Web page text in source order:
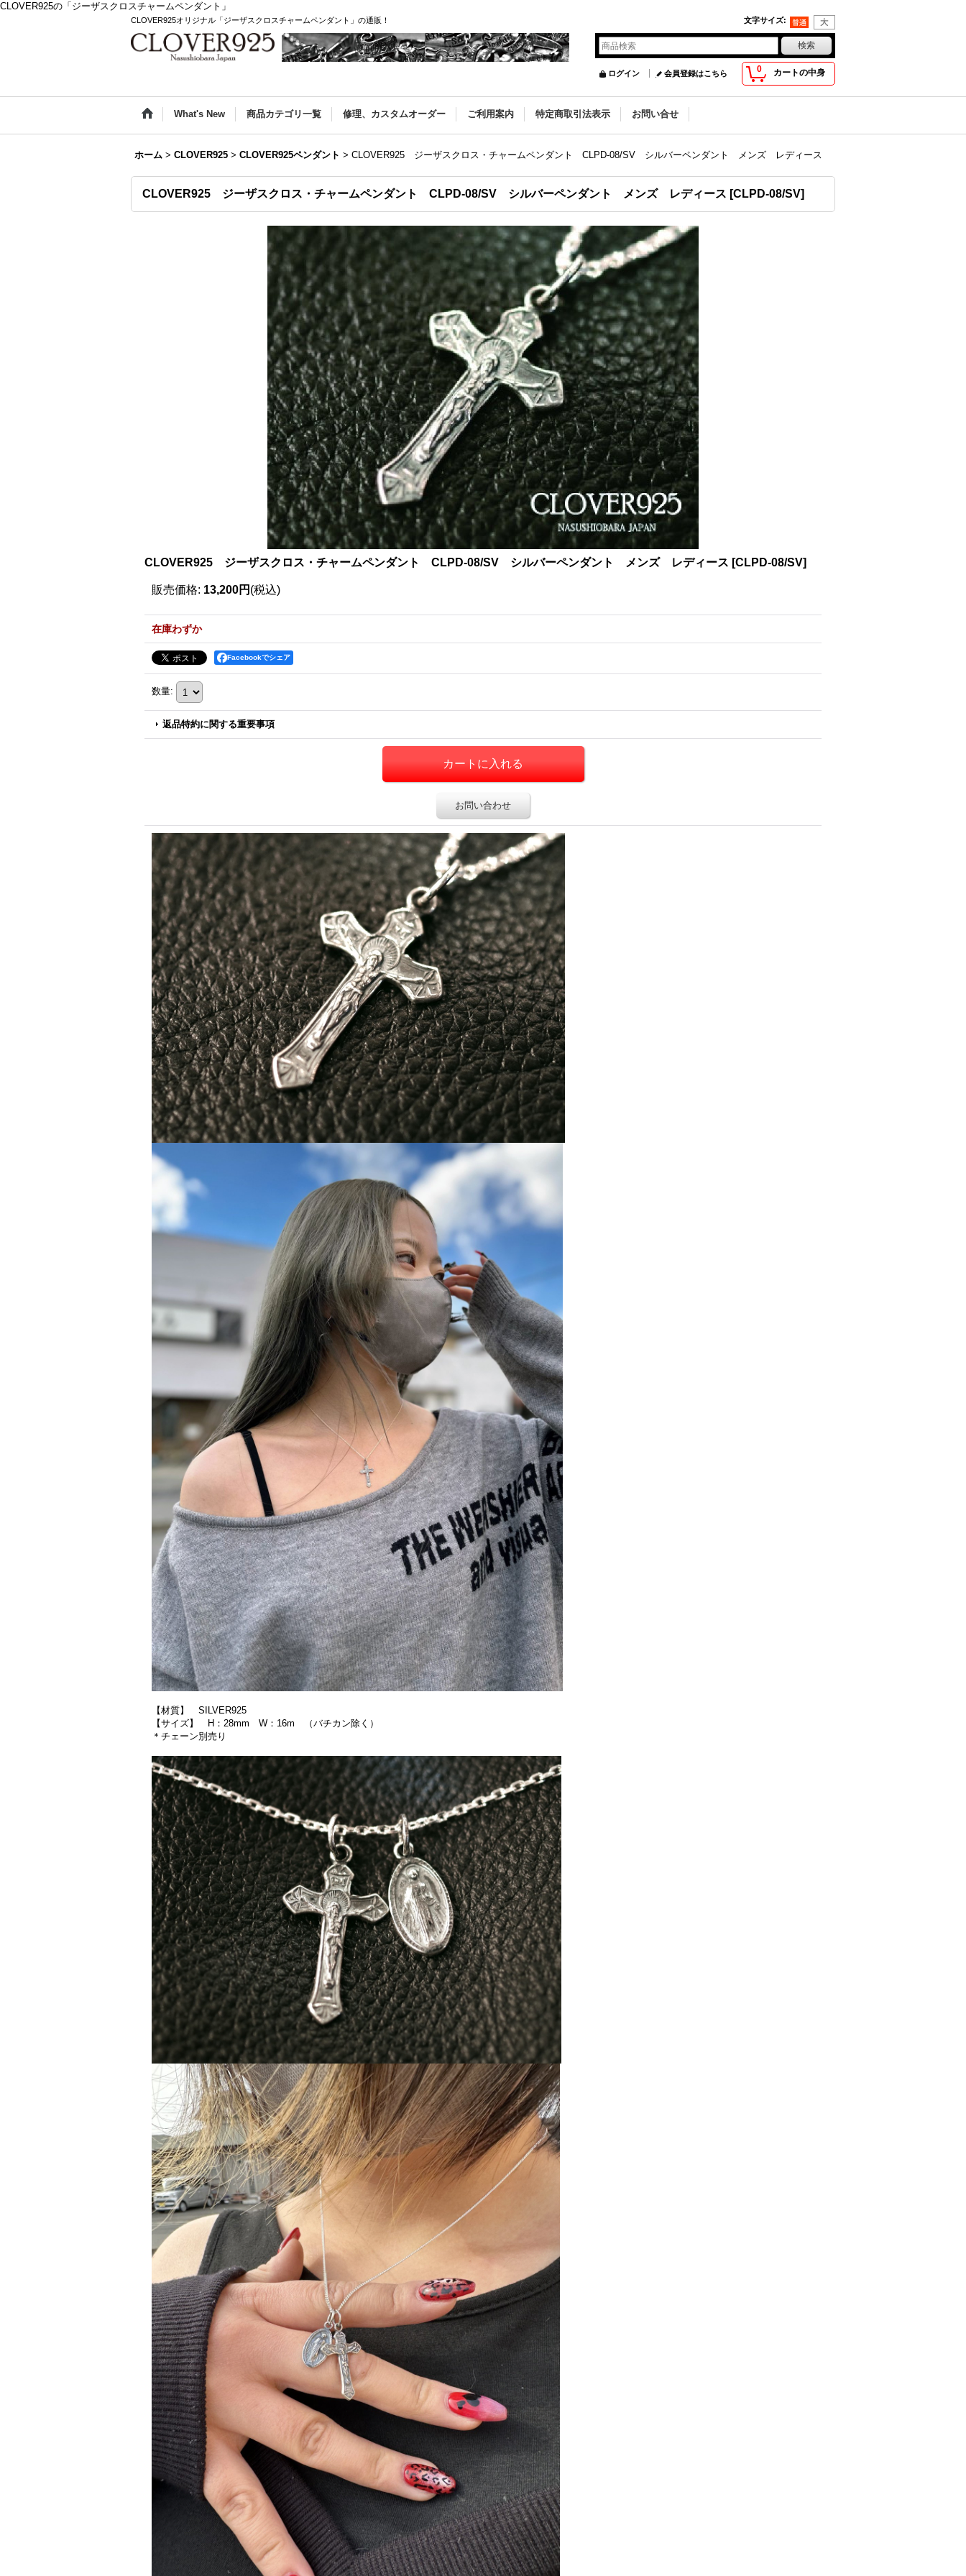
CLOVER925の「ジーザスクロスチャームペンダント」
CLOVER925オリジナル「ジーザスクロスチャームペンダント」の通販！ 文字サイズ:
0 カートの中身
ログイン 会員登録はこちら
What's New 商品カテゴリ一覧 修理、カスタムオーダー ご利用案内 特定商取引法表示 お問い合せ
ホーム > CLOVER925 > CLOVER925ペンダント > CLOVER925 ジーザスクロス・チャームペンダント CLPD-08/SV シルバーペンダント メンズ レディース
CLOVER925 ジーザスクロス・チャームペンダント CLPD-08/SV シルバーペンダント メンズ レディース [CLPD-08/SV]
CLOVER925 ジーザスクロス・チャームペンダント CLPD-08/SV シルバーペンダント メンズ レディース [CLPD-08/SV]
販売価格: 13,200円 (税込)
在庫わずか
Facebookでシェア
数量:
返品特約に関する重要事項
お問い合わせ
【材質】 SILVER925
【サイズ】 H：28mm W：16m （バチカン除く）
＊チェーン別売り